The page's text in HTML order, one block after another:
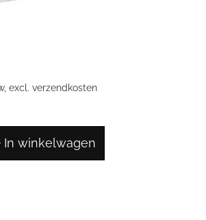
excl. verzendkosten
In winkelwagen